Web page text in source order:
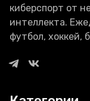
киберспорт от
интеллекта.
футбол, хоккей,